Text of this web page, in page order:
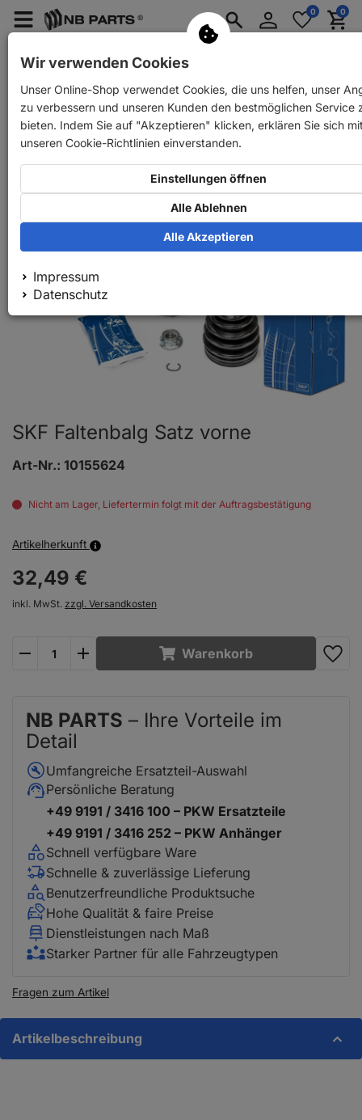
Menü
PKW Anhänger Ersatzteile
AnmeldenMerkzettel
aufklappen
0 0
Zurück PKW Ersatzteile SKF Faltenbalg Satz vorne
SKF Faltenbalg Satz vorne
Art-Nr.: 10155624
Nicht am Lager, Liefertermin folgt mit der Auftragsbestätigung
Artikelherkunft
32,49 €
inkl. MwSt. zzgl. Versandkosten
Warenkorb
NB PARTS – Ihre Vorteile im
Detail
Umfangreiche Ersatzteil-Auswahl
Persönliche Beratung
+49 9191 / 3416 100 – PKW Ersatzteile
+49 9191 / 3416 252 – PKW Anhänger
Schnell verfügbare Ware
Schnelle & zuverlässige Lieferung
Benutzerfreundliche Produktsuche
Hohe Qualität & faire Preise
Dienstleistungen nach Maß
Starker Partner für alle Fahrzeugtypen
Fragen zum Artikel
Artikelbeschreibung
Wir verwenden Cookies
Unser Online-Shop verwendet Cookies, die uns helfen, unser
zu verbessern und unseren Kunden den bestmöglichen Service
bieten. Indem Sie auf "Akzeptieren" klicken, erklären Sie sich
unseren Cookie-Richtlinien einverstanden.
Einstellungen öffnen
Alle Ablehnen
Alle Akzeptieren
Impressum
Datenschutz